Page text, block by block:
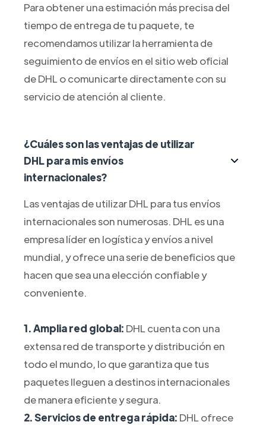
Para obtener una estimación más precisa del
tiempo de entrega de tu paquete, te
recomendamos utilizar la herramienta de
seguimiento de envíos en el sitio web oficial
de DHL o comunicarte directamente con su
servicio de atención al cliente.
¿Cuáles son las ventajas de utilizar
DHL para mis envíos
internacionales?
Las ventajas de utilizar DHL para tus envíos
internacionales son numerosas. DHL es una
empresa líder en logística y envíos a nivel
mundial, y ofrece una serie de beneficios que
hacen que sea una elección confiable y
conveniente.
1. Amplia red global: DHL cuenta con una
extensa red de transporte y distribución en
todo el mundo, lo que garantiza que tus
paquetes lleguen a destinos internacionales
de manera eficiente y segura.
2. Servicios de entrega rápida: DHL ofrece